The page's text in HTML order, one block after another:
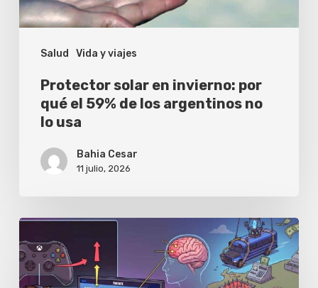
Salud Vida y viajes
59%
de
argentinos
Protector solar en invierno: por
qué el 59% de los argentinos no
lo usa
Bahia Cesar
11 julio, 2026
Cómo
Fortnite